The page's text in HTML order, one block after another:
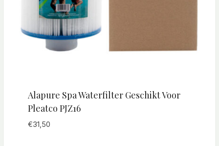
Alapure Spa Waterfilter Geschikt Voor
Pleatco PJZ16
€31,50